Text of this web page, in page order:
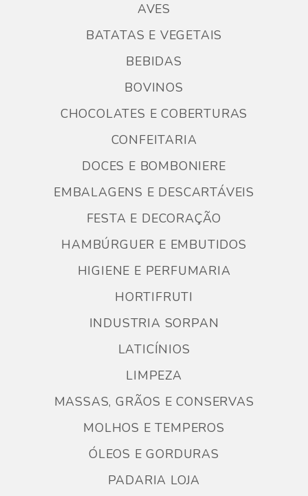
AVES
BATATAS E VEGETAIS
BEBIDAS
BOVINOS
CHOCOLATES E COBERTURAS
CONFEITARIA
DOCES E BOMBONIERE
EMBALAGENS E DESCARTÁVEIS
FESTA E DECORAÇÃO
HAMBÚRGUER E EMBUTIDOS
HIGIENE E PERFUMARIA
HORTIFRUTI
INDUSTRIA SORPAN
LATICÍNIOS
LIMPEZA
MASSAS, GRÃOS E CONSERVAS
MOLHOS E TEMPEROS
ÓLEOS E GORDURAS
PADARIA LOJA